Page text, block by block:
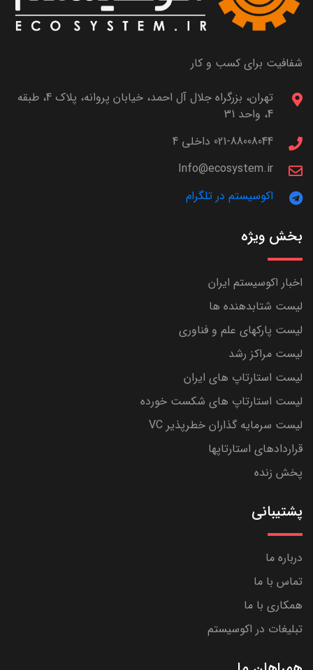
شفافیت برای کسب و کار
تهران، بزرگراه جلال آل احمد، خیابان پروانه، پلاک 4، طبقه
4، واحد 31
021-88008044 داخلی 4
Info@ecosystem.ir
اکوسیستم در تلگرام
بخش ویژه
اخبار اکوسیستم ایران
لیست شتابدهنده ها
لیست پارکهای علم و فناوری
لیست مراکز رشد
لیست استارتاپ های ایران
لیست استارتاپ های شکست خورده
لیست سرمایه گذاران خطرپذیر VC
قراردادهای استارتاپها
پخش زنده
پشتیبانی
درباره ما
تماس با ما
همکاری با ما
تبلیغات در اکوسیستم